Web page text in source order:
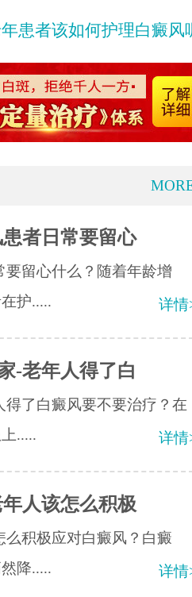
患者该如何护理白癜风
者日常要留心
留心什么？随着年龄增
护.....
详情
-老年人得了白
了白癜风要不要治疗？在
.....
详情
人该怎么积极
积极应对白癜风？白癜
降.....
详情